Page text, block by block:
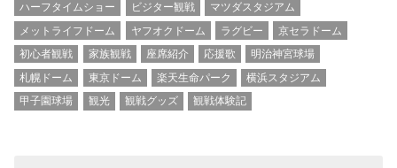
ハーフタイムショー
ビジター観戦
マツダスタジアム
メットライフドーム
ヤフオクドーム ラグビー
京セラドーム
初心者観戦
家族観戦 座席紹介 応援歌
明治神宮球場
札幌ドーム
東京ドーム 楽天生命パーク
横浜スタジアム
甲子園球場
観光 観戦グッズ 観戦体験記